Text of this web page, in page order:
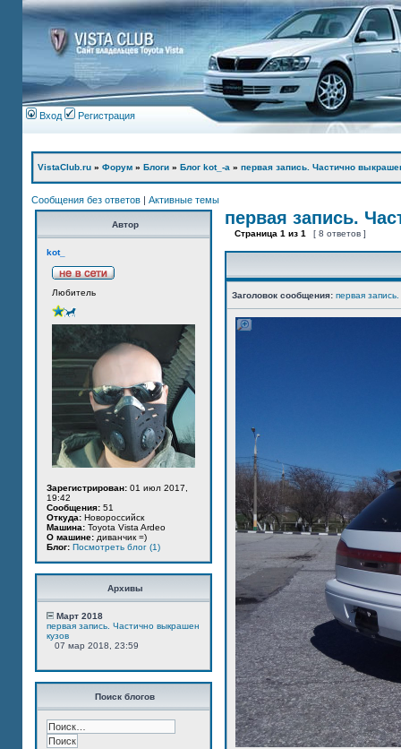
Вход Регистрация
VistaClub.ru » Форум » Блоги » Блог kot_-а » первая запись. Частично
Сообщения без ответов | Активные темы
Автор
kot_
Любитель
Зарегистрирован: 01 июл 2017,
19:42
Сообщения: 51
Откуда: Новороссийск
Машина: Toyota Vista Ardeo
О машине: диванчик =)
Блог: Посмотреть блог (1)
Архивы
Март 2018
первая запись. Частично выкрашен
кузов
07 мар 2018, 23:59
Поиск блогов
первая запись.
Страница 1 из 1 [ 8 ответов ]
Заголовок сообщения: первая